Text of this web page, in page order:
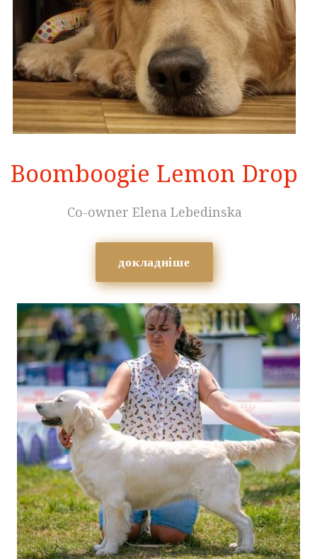
Boomboogie Lemon Drop
Co-owner Elena Lebedinska
докладніше